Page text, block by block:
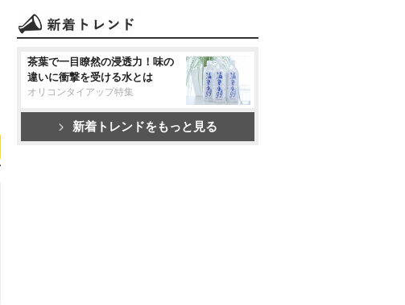
茶葉で一目瞭然の浸透力！味の
違いに衝撃を受ける水とは
オリコンタイアップ特集
新着トレンドをもっと見る